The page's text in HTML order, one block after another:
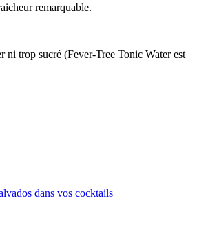
remarquable.
ni trop sucré (Fever-Tree Tonic Water est
dans vos cocktails